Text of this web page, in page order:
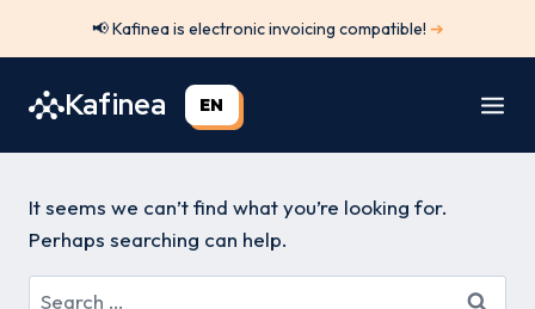
📢 Kafinea is electronic invoicing compatible! ➔
Kafinea EN
It seems we can’t find what you’re looking for.
Perhaps searching can help.
Search